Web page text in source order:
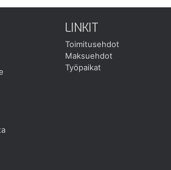
LINKIT
Toimitusehdot
Maksuehdot
Työpaikat